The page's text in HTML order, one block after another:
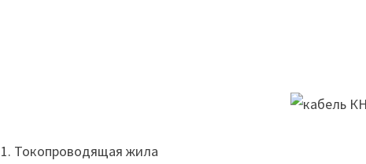
1. Токопроводящая жила